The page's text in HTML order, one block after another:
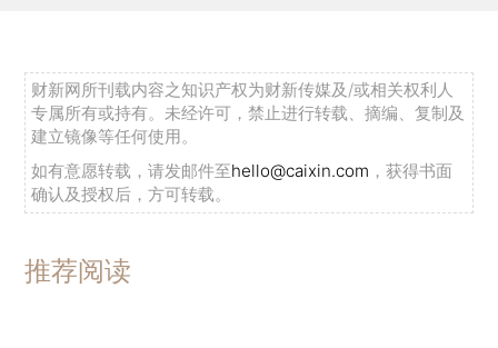
财新网所刊载内容之知识产权为财新传媒及/或相关权利人
专属所有或持有。未经许可，禁止进行转载、摘编、复制及
建立镜像等任何使用。
如有意愿转载，请发邮件至hello@caixin.com ，获得书面
确认及授权后，方可转载。
推荐阅读